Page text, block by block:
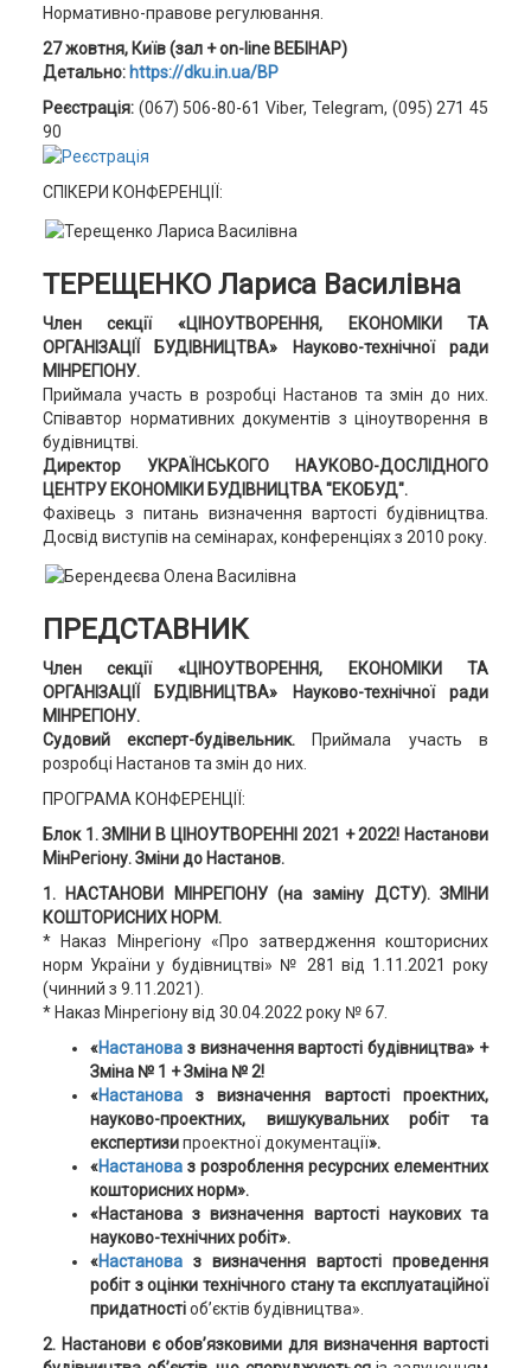
Нормативно-правове регулювання.
27 жовтня, Київ (зал + on-line ВЕБІНАР)
Детально: https://dku.in.ua/BP
Реєстрація: (067) 506-80-61 Viber, Telegram, (095) 271 45
90
СПІКЕРИ КОНФЕРЕНЦІЇ:
ТЕРЕЩЕНКО Лариcа Василівна
Член секції «ЦІНОУТВОРЕННЯ, ЕКОНОМІКИ ТА
ОРГАНІЗАЦІЇ БУДІВНИЦТВА» Науково-технічної ради
МІНРЕГІОНУ.
Приймала участь в розробці Настанов та змін до них.
Співавтор нормативних документів з ціноутворення в
будівництві.
Директор УКРАЇНСЬКОГО НАУКОВО-ДОСЛІДНОГО
ЦЕНТРУ ЕКОНОМІКИ БУДІВНИЦТВА "ЕКОБУД".
Фахівець з питань визначення вартості будівництва.
Досвід виступів на семінарах, конференціях з 2010 року.
ПРЕДСТАВНИК
Член секції «ЦІНОУТВОРЕННЯ, ЕКОНОМІКИ ТА
ОРГАНІЗАЦІЇ БУДІВНИЦТВА» Науково-технічної ради
МІНРЕГІОНУ.
Судовий експерт-будівельник. Приймала участь в
розробці Настанов та змін до них.
ПРОГРАМА КОНФЕРЕНЦІЇ:
Блок 1.ЗМІНИ В ЦІНОУТВОРЕННІ 2021 + 2022! Настанови
МінРегіону. Зміни до Настанов.
1. НАСТАНОВИ МІНРЕГІОНУ (на заміну ДСТУ). ЗМІНИ
КОШТОРИСНИХ НОРМ.
* Наказ Мінрегіону «Про затвердження кошторисних
норм України у будівництві» № 281 від 1.11.2021 року
(чинний з 9.11.2021).
* Наказ Мінрегіону від 30.04.2022 року № 67.
«Настановаз визначення вартості будівництва» +
Зміна № 1 + Зміна № 2!
«Настановаз визначення вартості проектних,
науково-проектних, вишукувальних робіт та
експертизипроектної документації».
«Настанова з розроблення ресурсних елементних
кошторисних норм».
«Настанова з визначення вартості наукових та
науково-технічних робіт».
«Настанова з визначення вартості проведення
робіт з оцінки технічного стану та експлуатаційної
придатностіоб’єктів будівництва».
2. Настанови є обов’язковими для визначення вартості